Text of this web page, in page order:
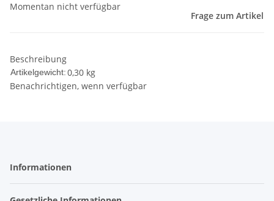
Momentan nicht verfügbar
Frage zum Artikel
Beschreibung
Artikelgewicht:0,30 kg
Benachrichtigen, wenn verfügbar
Informationen